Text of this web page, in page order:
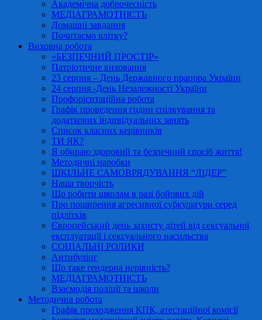
Академічна доброчесність
МЕДІАГРАМОТНІСТЬ
Домашні завдання
Почитаємо влітку?
Виховна робота
«БЕЗПЕЧНИЙ ПРОСТІР»
Патріотичне виховання
23 серпня – День Державного прапора України
24 серпня -День Незалежності України
Профорієнтаційна робота
Графік проведення годин спілкування та
додаткових індивідуальних занять
Список класних керівників
ТИ ЯК?
Я обираю здоровий та безпечний спосіб життя!
Методичні наробки
ШКІЛЬНЕ САМОВРЯДУВАННЯ “ЛІДЕР”
Наша творчість
Що робити школам в разі бойових дій
Про поширення агресивної субкультури серед
підлітків
Європейський день захисту дітей від сексуальної
експлуатації і сексуального насильства
СОЦІАЛЬНІ РОЛИКИ
Антибулінг
Що таке ґендерна нерівність?
МЕДІАГРАМОТНІСТЬ
Взаємодія поліції та школи
Методична робота
Графік проходження КПК, атестаційної комісії